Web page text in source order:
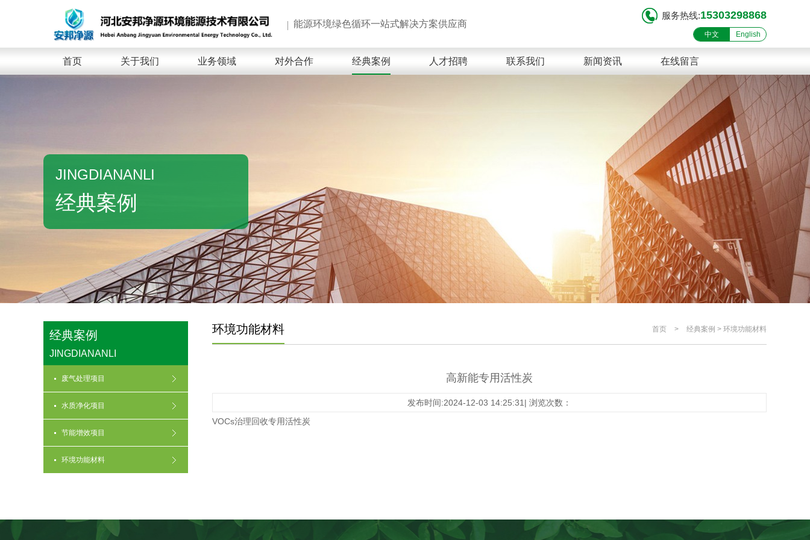
能源环境绿色循环一站式解决方案供应商
服务热线:15303298868
中文 English
首页 关于我们 业务领域 对外合作 经典案例 人才招聘 联系我们 新闻资讯 在线留言
JINGDIANANLI
经典案例
经典案例
JINGDIANANLI
废气处理项目
水质净化项目
节能增效项目
环境功能材料
环境功能材料 首页 > 经典案例 > 环境功能材料
高新能专用活性炭
发布时间:2024-12-03 14:25:31| 浏览次数：
VOCs治理回收专用活性炭